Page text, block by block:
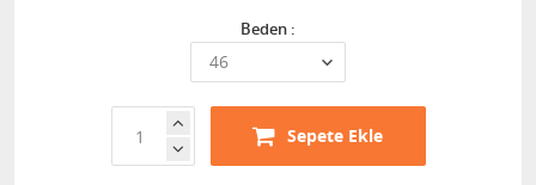
Beden :
Sepete Ekle